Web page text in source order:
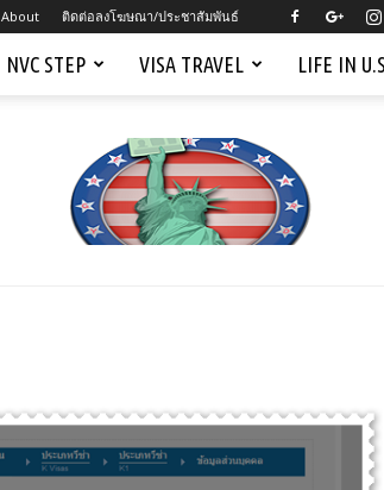
About ติดต่อลงโฆษณา/ประชาสัมพันธ์
NVC STEP VISA TRAVEL LIFE IN